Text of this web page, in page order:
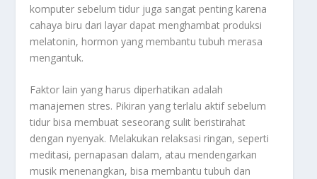
komputer sebelum tidur juga sangat penting karena
cahaya biru dari layar dapat menghambat produksi
melatonin, hormon yang membantu tubuh merasa
mengantuk.
Faktor lain yang harus diperhatikan adalah
manajemen stres. Pikiran yang terlalu aktif sebelum
tidur bisa membuat seseorang sulit beristirahat
dengan nyenyak. Melakukan relaksasi ringan, seperti
meditasi, pernapasan dalam, atau mendengarkan
musik menenangkan, bisa membantu tubuh dan